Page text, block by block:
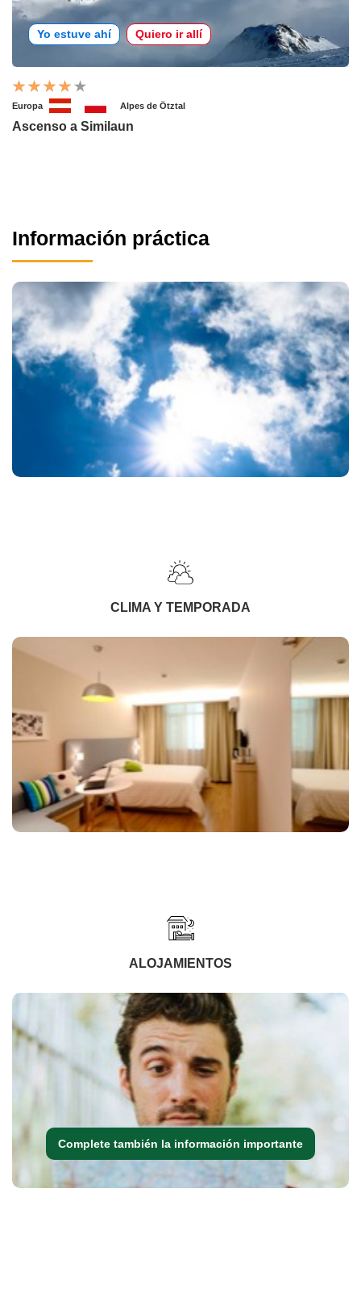
Yo estuve ahí Quiero ir allí
Europa Alpes de Ötztal
Ascenso a Similaun
Información práctica
CLIMA Y TEMPORADA
ALOJAMIENTOS
Complete también la información importante